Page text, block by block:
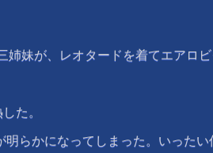
妹が、レオタードを着てエアロビ
た。
らかになってしまった。いった